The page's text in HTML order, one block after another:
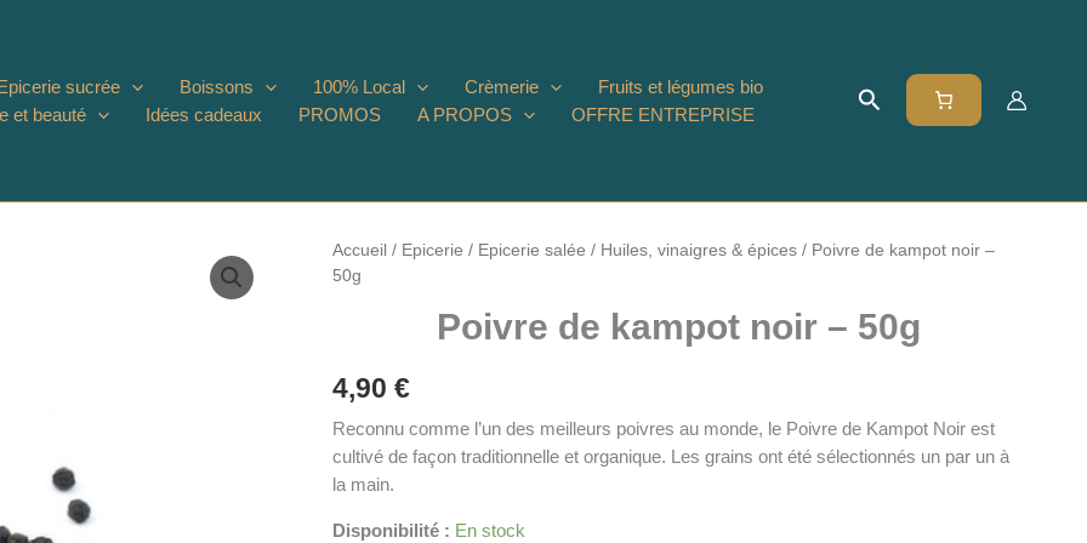
sucrée Boissons 100% Local Crèmerie
Fruits et légumes bio
et beauté Idées cadeaux PROMOS A PROPOS OFFRE ENTREPRISE
Rechercher
Accueil / Epicerie / Epicerie salée / Huiles, vinaigres & épices/ Poivre de kampot noir –
50g
Poivre de kampot noir – 50g
4,90 €
Reconnu comme l’un des meilleurs poivres au monde, le Poivre de Kampot Noir est
cultivé de façon traditionnelle et organique. Les grains ont été sélectionnés un par un à
la main.
Disponibilité : En stock